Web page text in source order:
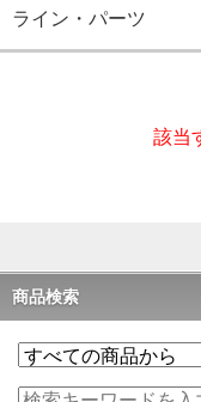
ライン・パーツ
該当
商品検索